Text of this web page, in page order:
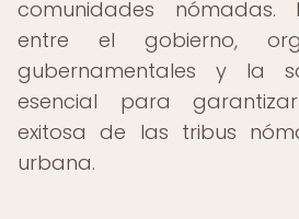
comunidades nómadas.
entre el gobierno,
gubernamentales y la
esencial para
exitosa de las tribus
urbana.